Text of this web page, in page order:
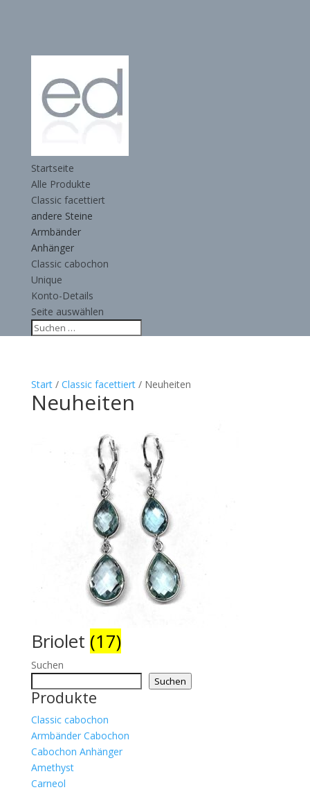
Startseite
Alle Produkte
Classic facettiert
andere Steine
Armbänder
Anhänger
Classic cabochon
Unique
Konto-Details
Seite auswählen
Start/ Classic facettiert/ Neuheiten
Neuheiten
Briolet (17)
Suchen
Suchen
Produkte
Classic cabochon
Armbänder Cabochon
Cabochon Anhänger
Amethyst
Carneol